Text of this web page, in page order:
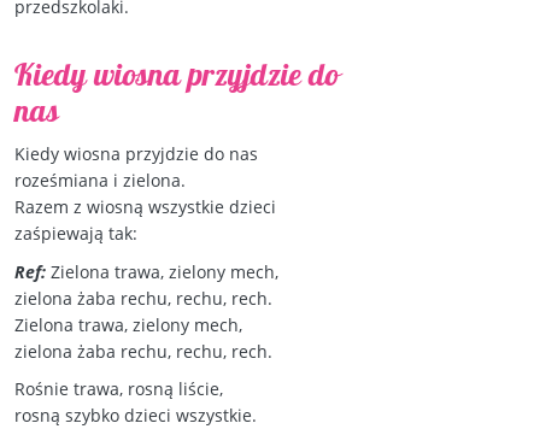
przedszkolaki.
Kiedy wiosna przyjdzie do
nas
Kiedy wiosna przyjdzie do nas
roześmiana i zielona.
Razem z wiosną wszystkie dzieci
zaśpiewają tak:
Ref: Zielona trawa, zielony mech,
zielona żaba rechu, rechu, rech.
Zielona trawa, zielony mech,
zielona żaba rechu, rechu, rech.
Rośnie trawa, rosną liście,
rosną szybko dzieci wszystkie.